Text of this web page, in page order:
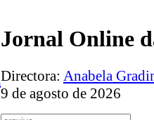
Jornal Online
Directora: Anabela
9 de agosto de 2026